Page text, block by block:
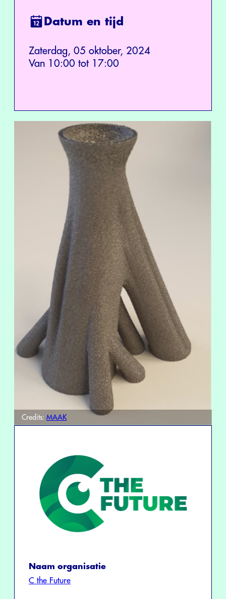
Datum en tijd
Zaterdag, 05 oktober, 2024
Van 10:00 tot 17:00
Credits: MAAK
Naam organisatie
C the Future